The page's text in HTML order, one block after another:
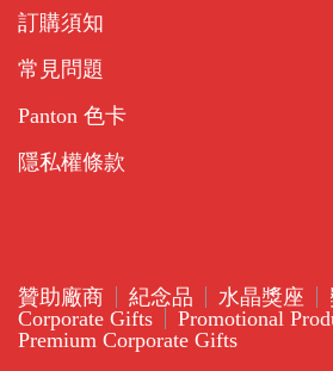
訂購須知
常見問題
Panton 色卡
隱私權條款
贊助廠商 紀念品 水晶獎座
Corporate Gifts
Promotional
Premium Corporate Gifts